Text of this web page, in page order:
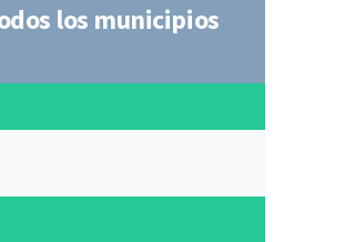
los municipios